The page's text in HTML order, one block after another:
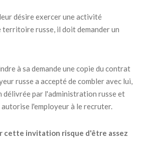
désire exercer une activité
russe, il doit demander un
à sa demande une copie du contrat
russe a accepté de combler avec lui,
délivrée par l'administration russe et
l'employeur à le recruter.
cette invitation risque d'être assez